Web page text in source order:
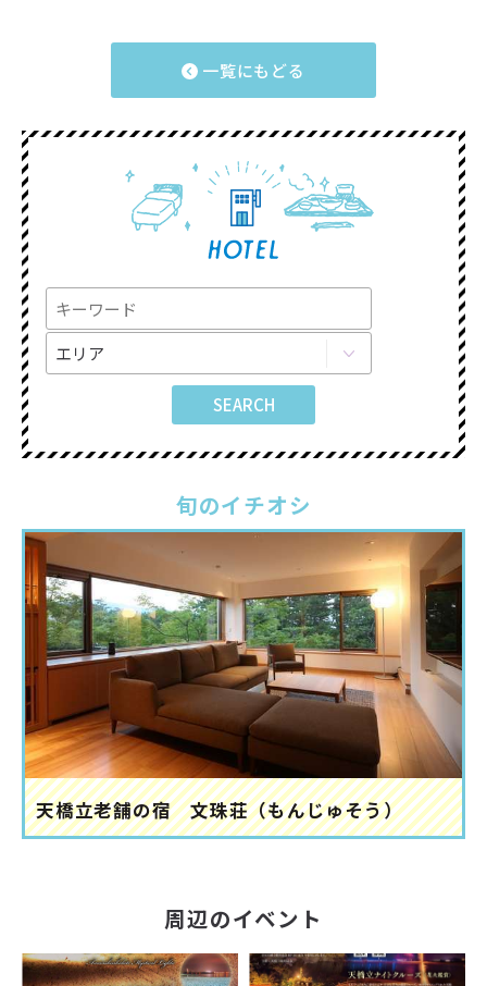
一覧にもどる
旬のイチオシ
天橋立老舗の宿 文珠荘（もんじゅそう）
周辺のイベント